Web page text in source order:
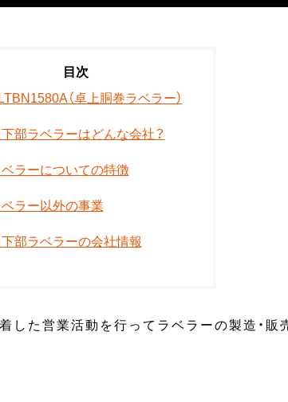
（卓上胴巻ラベラー）
下部ラベラーはどんな会社？
ベラーについての特徴
ラー以外の事業
下部ラベラーの会社情報
した営業活動を行ってラベラーの製造・販